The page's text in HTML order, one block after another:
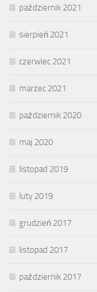
październik 2021
sierpień 2021
czerwiec 2021
marzec 2021
październik 2020
maj 2020
listopad 2019
luty 2019
grudzień 2017
listopad 2017
październik 2017